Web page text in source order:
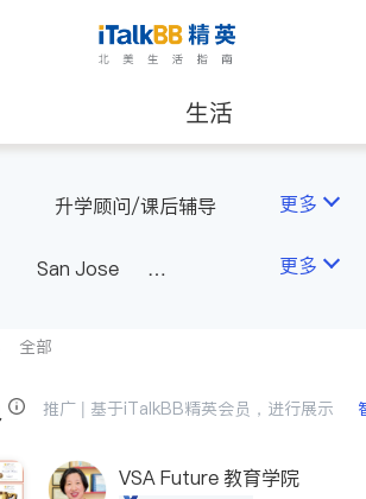
生活
教育
非盈利组织
升学顾问/课后辅导 更多
San Jose
& Oakland
更多
全部
推广 | 基于iTalkBB精英会员，进行展示
VSA Future 教育学院